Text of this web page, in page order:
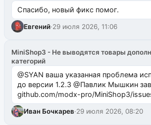
Спасибо, новый фикс помог.
Евгений·29 июля 2026, 11:06
MiniShop3 - Не выводятся товары
категорий
@SYAN ваша указанная проблема
до версии 1.2.3 @Павлик Мышкин
github.com/modx-pro/MiniShop3/
github.com/modx-pro/MiniShop3/
в б...
Иван Бочкарев·29 июля 2026, 08:20